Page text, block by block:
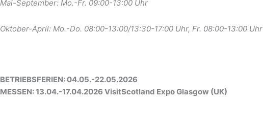
Mai-September: Mo.-Fr. 09:00-13:00 Uhr
Oktober-April: Mo.-Do. 08:00-13:00/13:30-17:00 Uhr, Fr. 08:00-13:00 Uhr
BETRIEBSFERIEN: 04.05.-22.05.2026
MESSEN: 13.04.-17.04.2026 VisitScotland Expo Glasgow (UK)